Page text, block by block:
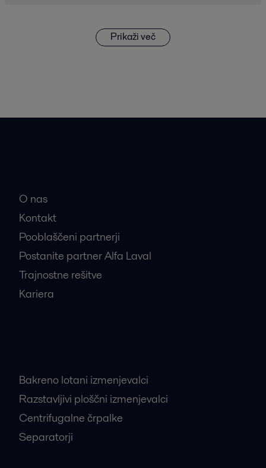
Prikaži več
O nas
Kontakt
Pooblaščeni partnerji
Postanite partner Alfa Laval
Trajnostne rešitve
Kariera
Bakreno lotani izmenjevalci
Razstavljivi ploščni izmenjevalci
Centrifugalne črpalke
Separatorji